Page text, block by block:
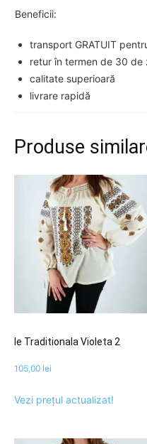
Beneficii:
transport GRATUIT
retur în termen de 30 de
calitate superioară
livrare rapidă
Produse
Ie Traditionala Violeta 2
105,00 lei
Vezi prețul actualizat!